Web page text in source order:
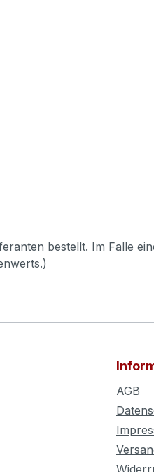
bestellt. Im Falle
AGB